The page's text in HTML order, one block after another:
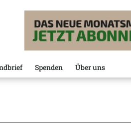
Spenden Über uns